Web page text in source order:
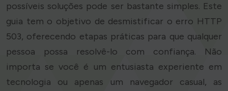
possíveis soluções pode ser bastante simples. Este
guia tem o objetivo de desmistificar o erro HTTP
503, oferecendo etapas práticas para que qualquer
pessoa possa resolvê-lo com confiança. Não
importa se você é um entusiasta experiente em
tecnologia ou apenas um navegador casual, as